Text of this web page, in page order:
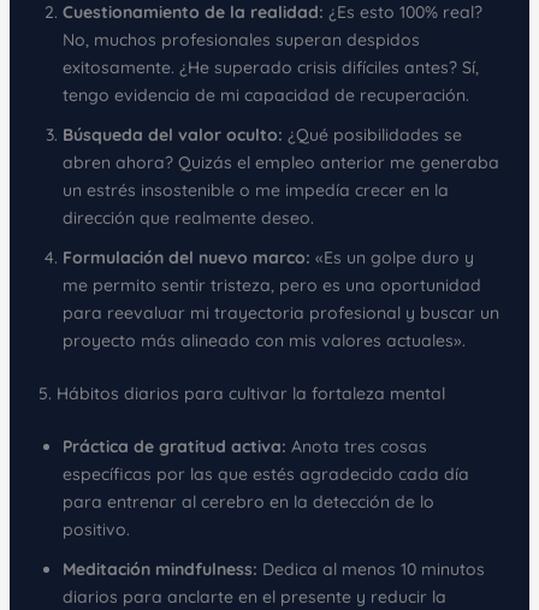
Cuestionamiento de la realidad: ¿Es esto 100% real?
No, muchos profesionales superan despidos
exitosamente. ¿He superado crisis difíciles antes? Sí,
tengo evidencia de mi capacidad de recuperación.
Búsqueda del valor oculto: ¿Qué posibilidades se
abren ahora? Quizás el empleo anterior me generaba
un estrés insostenible o me impedía crecer en la
dirección que realmente deseo.
Formulación del nuevo marco: «Es un golpe duro y
me permito sentir tristeza, pero es una oportunidad
para reevaluar mi trayectoria profesional y buscar un
proyecto más alineado con mis valores actuales».
5. Hábitos diarios para cultivar la fortaleza mental
Práctica de gratitud activa: Anota tres cosas
específicas por las que estés agradecido cada día
para entrenar al cerebro en la detección de lo
positivo.
Meditación mindfulness: Dedica al menos 10 minutos
diarios para anclarte en el presente y reducir la